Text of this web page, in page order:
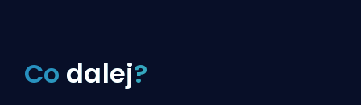
Co dalej?